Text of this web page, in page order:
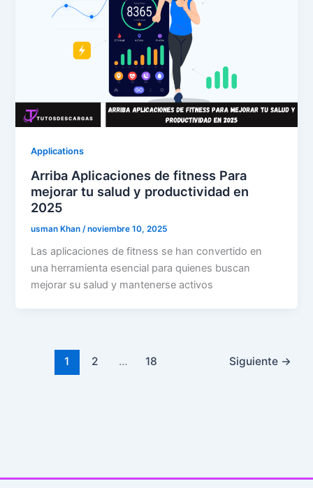
Applications
Arriba Aplicaciones de fitness Para
mejorar tu salud y productividad en
2025
usman Khan /noviembre 10, 2025
Las aplicaciones de fitness se han convertido en
una herramienta esencial para quienes buscan
mejorar su salud y mantenerse activos
1 2 … 18 Siguiente →